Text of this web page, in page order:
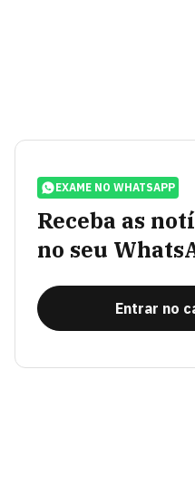
EXAME NO WHATSAPP
Receba as
no seu
Entrar no